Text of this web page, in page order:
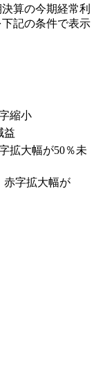
算の今期経常利
記の条件で表示
縮小
益
拡大幅が50％未
赤字拡大幅が